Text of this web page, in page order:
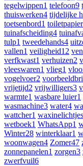
tegelwippen1 telefoon9
thuiswerken4 tijdelijke
toetsenbord1 toiletpapier
tuinafscheiding4
tulp1 tweedehands4
vallen1 veiligheid12
verfkwast1 verhuizen2
vleeswaren1 vlieg1
vogelvoer2
vrijetijd2 vrijwilligers3
warmte1 wasbare luier1
wasmachine3 water4
wattcher1 waxinelichtjes
wetboek1 WhatsApp1
Winter28 winterklaar1
woonwagen4 Zomer47
zonnepanelen1 zorgen3
zwerfvuil6